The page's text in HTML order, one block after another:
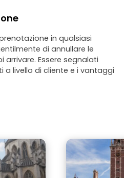
in qualsiasi
di annullare le
arrivare. Essere segnalati
a livello di cliente e i vantaggi